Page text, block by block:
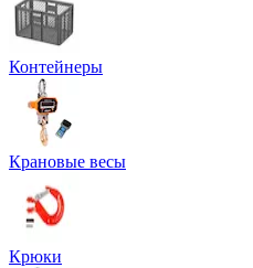
Контейнеры
Крановые весы
Крюки